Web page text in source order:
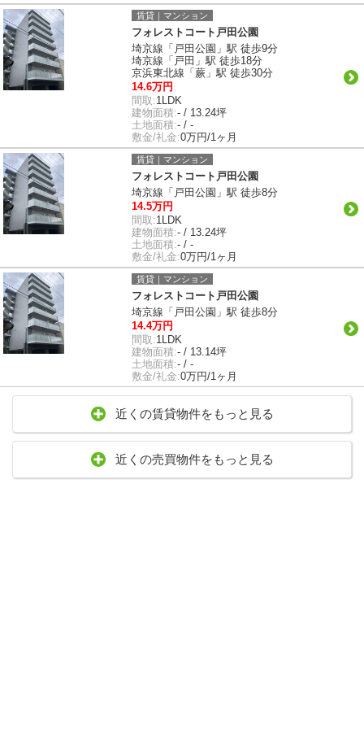
賃貸｜マンション
フォレストコート戸田公園
埼京線「戸田公園」駅 徒歩9分
埼京線「戸田」駅 徒歩18分
京浜東北線「蕨」駅 徒歩30分
14.6万円
間取:1LDK
建物面積:- / 13.24坪
土地面積:- / -
敷金/礼金:0万円/1ヶ月
賃貸｜マンション
フォレストコート戸田公園
埼京線「戸田公園」駅 徒歩8分
14.5万円
間取:1LDK
建物面積:- / 13.24坪
土地面積:- / -
敷金/礼金:0万円/1ヶ月
賃貸｜マンション
フォレストコート戸田公園
埼京線「戸田公園」駅 徒歩8分
14.4万円
間取:1LDK
建物面積:- / 13.14坪
土地面積:- / -
敷金/礼金:0万円/1ヶ月
近くの賃貸物件をもっと見る
近くの売買物件をもっと見る